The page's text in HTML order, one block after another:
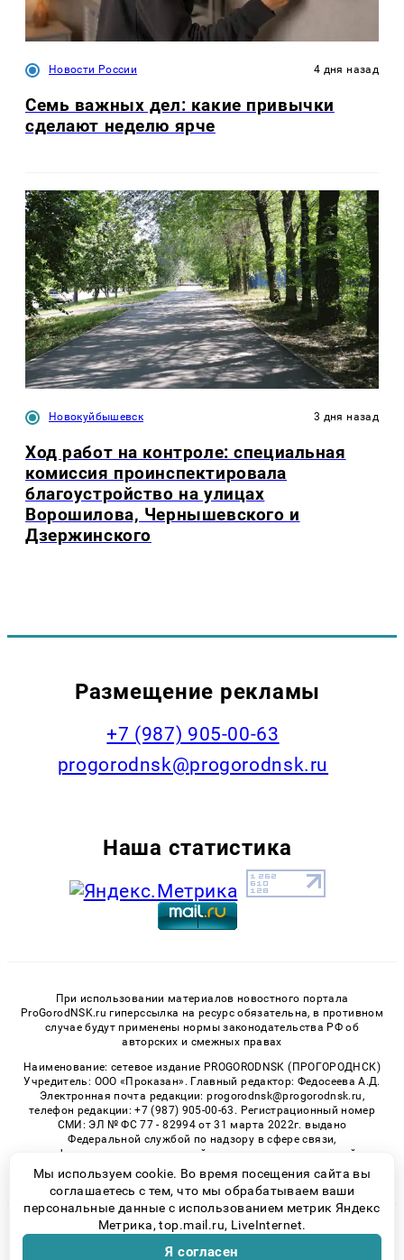
Новости России 4 дня назад
Семь важных дел: какие привычки
сделают неделю ярче
Новокуйбышевск 3 дня назад
Ход работ на контроле: специальная
комиссия проинспектировала
благоустройство на улицах
Ворошилова, Чернышевского и
Дзержинского
Размещение рекламы
+7 (987) 905-00-63
progorodnsk@progorodnsk.ru
Наша статистика
При использовании материалов новостного портала
ProGorodNSK.ru гиперссылка на ресурс обязательна, в противном
случае будут применены нормы законодательства РФ об
авторских и смежных правах
Наименование: сетевое издание PROGORODNSK (ПРОГОРОДНСК)
Учредитель: ООО «Проказан». Главный редактор: Федосеева А.Д.
Электронная почта редакции: progorodnsk@progorodnsk.ru,
телефон редакции: +7 (987) 905-00-63. Регистрационный номер
СМИ: ЭЛ № ФС 77 - 82994 от 31 марта 2022г. выдано
Федеральной службой по надзору в сфере связи,
информационных технологий и массовых коммуникаций.
Возрастная категория сайта 16+.
© 2026 «progorodnsk» | Все права защищены
Возрастная категория сайта 16+
Мы используем cookie. Во время посещения сайта вы
соглашаетесь с тем, что мы обрабатываем ваши
персональные данные с использованием метрик Яндекс
Метрика, top.mail.ru, LiveInternet.
Я согласен